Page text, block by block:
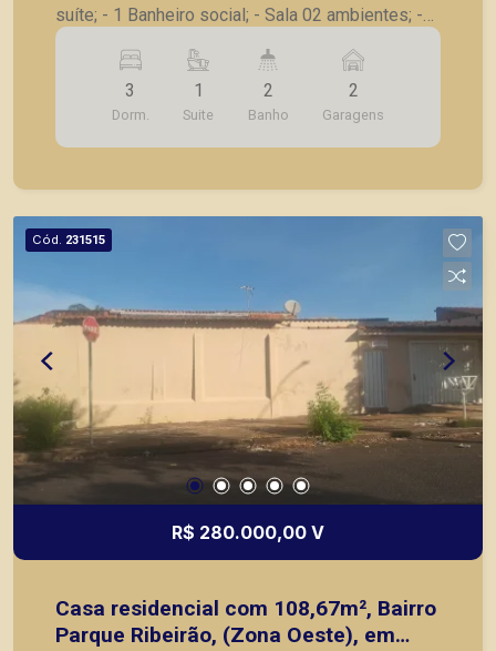
suíte; - 1 Banheiro social; - Sala 02 ambientes; -
Cozinha; - Área de serviço; - 2 Vagas de garagem;
A Piramid tem como objetivo atender seus
clientes com agilidade e segurança, em locação,
vendas de imóveis prontos, usados ou mesmo
nos principais lançamentos da cidade de Ribeirão
3
Dorm.
1
Suite
2
Banho
2
Garagens
Cód. 231515
R$ 280.000,00 V
Casa residencial com 108,67m², Bairro
Parque Ribeirão, (Zona Oeste), em